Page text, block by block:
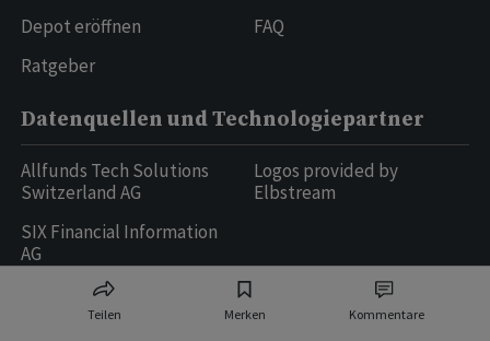
Teilen Merken Kommentare
Depot eröffnen
Ratgeber
FAQ
Datenquellen und Technologiepartner
Allfunds Tech Solutions
Switzerland AG
SIX Financial Information
AG
Logos provided by
Elbstream